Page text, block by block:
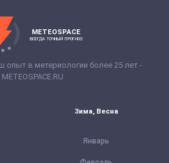
METEOSPACE
ВСЕГДА ТОЧНЫЙ ПРОГНОЗ
опыт в метериологии более 25 лет -
METEOSPACE.RU
Зима, Весна
Январь